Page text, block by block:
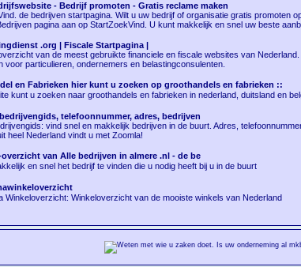
- Bedrijf promoten - Gratis reclame maken
de bedrijven startpagina. Wilt u uw bedrijf of organisatie gratis promoten
pagina aan op StartZoekVind. U kunt makkelijk en snel uw beste
.org | Fiscale Startpagina |
van de meest gebruikte financiele en fiscale websites van
voor particulieren, ondernemers en belastingconsulenten.
en Fabrieken hier kunt u zoeken op groothandels en fabrieken ::
kunt u zoeken naar groothandels en fabrieken in nederland, duitsland en
telefoonnummer, adres, bedrijven
vind snel en makkelijk bedrijven in de buurt. Adres,
heel Nederland vindt u met Zoomla!
van Alle bedrijven in almere .nl - de be
en snel het bedrijf te vinden die u nodig heeft bij u in de buurt
Winkeloverzicht: Winkeloverzicht van de mooiste winkels van Nederland